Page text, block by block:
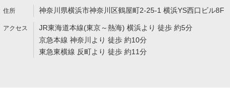
神奈川県横浜市神奈川区鶴屋町2-25-1 横浜YS西口ビル8F
JR東海道本線(東京～熱海) 横浜より 徒歩 約5分
京急本線 神奈川より 徒歩 約10分
東急東横線 反町より 徒歩 約11分